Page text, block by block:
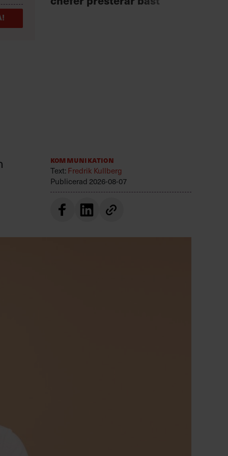
Kommunikation
Text:Fredrik Kullberg
Publicerad 2026-08-07